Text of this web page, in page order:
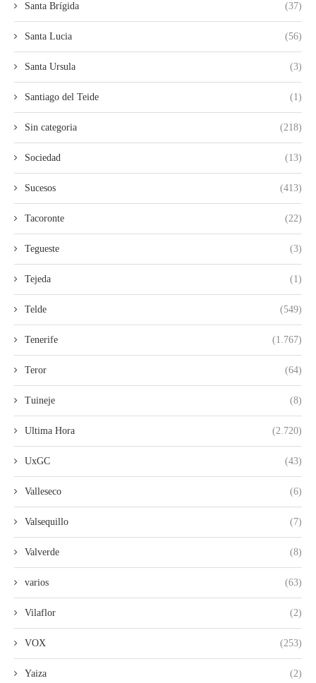
Santa Brígida (37)
Santa Lucia (56)
Santa Ursula (3)
Santiago del Teide (1)
Sin categoria (218)
Sociedad (13)
Sucesos (413)
Tacoronte (22)
Tegueste (3)
Tejeda (1)
Telde (549)
Tenerife (1.767)
Teror (64)
Tuineje (8)
Ultima Hora (2.720)
UxGC (43)
Valleseco (6)
Valsequillo (7)
Valverde (8)
varios (63)
Vilaflor (2)
VOX (253)
Yaiza (2)